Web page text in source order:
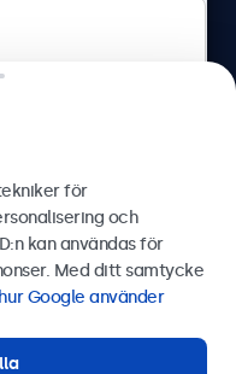
111 22, Sverige
för
och
kan användas för
Med ditt samtycke
hur Google använder